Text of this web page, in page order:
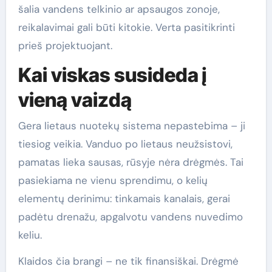
šalia vandens telkinio ar apsaugos zonoje,
reikalavimai gali būti kitokie. Verta pasitikrinti
prieš projektuojant.
Kai viskas susideda į
vieną vaizdą
Gera lietaus nuotekų sistema nepastebima – ji
tiesiog veikia. Vanduo po lietaus neužsistovi,
pamatas lieka sausas, rūsyje nėra drėgmės. Tai
pasiekiama ne vienu sprendimu, o kelių
elementų derinimu: tinkamais kanalais, gerai
padėtu drenažu, apgalvotu vandens nuvedimo
keliu.
Klaidos čia brangi – ne tik finansiškai. Drėgmė